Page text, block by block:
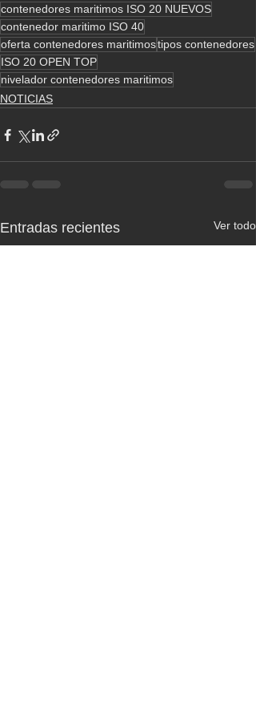
contenedores maritimos ISO 20 NUEVOS
contenedor maritimo ISO 40
oferta contenedores maritimostipos contenedores
ISO 20 OPEN TOP
nivelador contenedores maritimos
NOTICIAS
Entradas recientes Ver todo